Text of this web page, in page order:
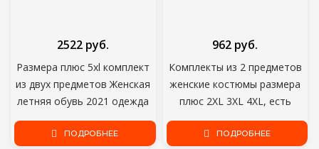
Размера плюс 5xl комплект
из двух предметов Женская
летняя обувь 2021 одежда
изделия для оптовой
продажи, сексуальная юбка с
2522 руб.
ПОДРОБНЕЕ
Комплекты из 2 предметов
женские костюмы размера
плюс 2XL 3XL 4XL, есть
большие размеры, комплект
из двух вещей, футболка и
962 руб.
ПОДРОБНЕЕ